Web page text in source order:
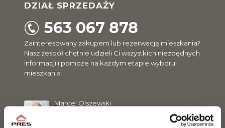
DZIAŁ SPRZEDAŻY
563 067 878
Zainteresowany zakupem lub rezerwacją mieszkania?
Nasz zespół chętnie udzieli Ci wszystkich niezbędnych
informacji i pomoże na każdym etapie wyboru
mieszkania.
Marcel Olszewski